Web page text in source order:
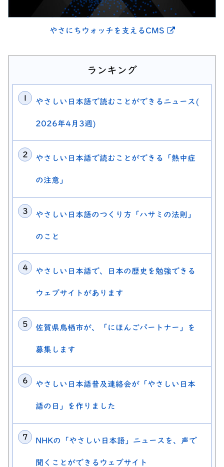
やさにちウォッチを支えるCMS 別ウィンド
ランキング
やさしい日本語で読むことができるニュース(
2026年4月3週)
やさしい日本語で読むことができる「熱中症
の注意」
やさしい日本語のつくり方「ハサミの法則」
のこと
やさしい日本語で、日本の歴史を勉強できる
ウェブサイトがあります
佐賀県鳥栖市が、「にほんごパートナー」を
募集します
やさしい日本語普及連絡会が「やさしい日本
語の日」を作りました
NHKの「やさしい日本語」ニュースを、声で
聞くことができるウェブサイト